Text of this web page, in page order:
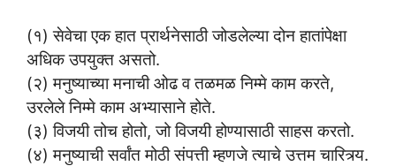
(१) सेवेचा एक हात प्रार्थनेसाठी जोडलेल्या दोन हातांपेक्षा
अधिक उपयुक्त असतो.
(२) मनुष्याच्या मनाची ओढ व तळमळ निम्मे काम करते,
उरलेले निम्मे काम अभ्यासाने होते.
(३) विजयी तोच होतो, जो विजयी होण्यासाठी साहस करतो.
(४) मनुष्याची सर्वांत मोठी संपत्ती म्हणजे त्याचे उत्तम चारित्र्य.